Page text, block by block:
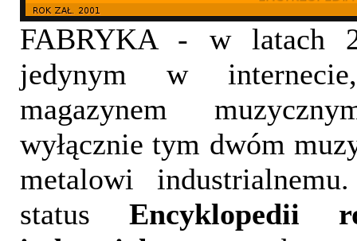
FABRYKA - w latach
jedynym w
magazynem
wyłącznie tym dwóm
metalowi
status Encyklopedii